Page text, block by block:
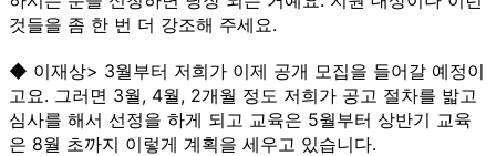
것들을 좀 한 번 더 강조해 주세요.
◆ 이재상> 3월부터 저희가 이제 공개 모집을 들어갈 예정이
고요. 그러면 3월, 4월, 2개월 정도 저희가 공고 절차를 밟고
심사를 해서 선정을 하게 되고 교육은 5월부터 상반기 교육
은 8월 초까지 이렇게 계획을 세우고 있습니다.